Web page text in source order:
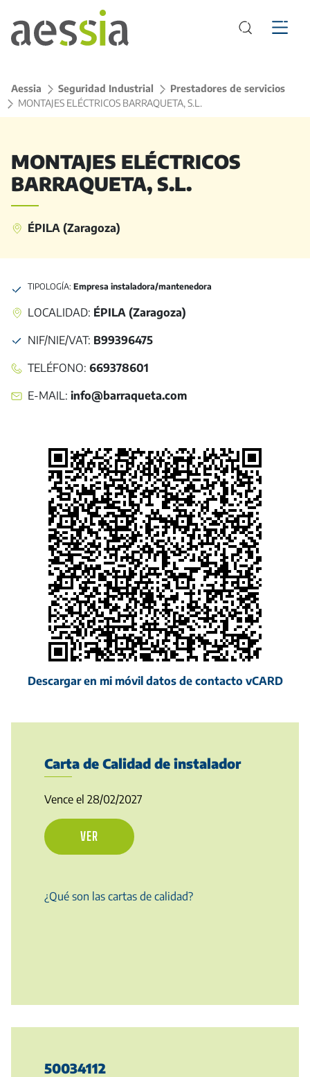
Aessia > Seguridad Industrial > Prestadores de servicios
MONTAJES ELÉCTRICOS BARRAQUETA, S.L.
MONTAJES ELÉCTRICOS
BARRAQUETA, S.L.
ÉPILA (Zaragoza)
TIPOLOGÍA: Empresa instaladora/mantenedora
LOCALIDAD: ÉPILA (Zaragoza)
NIF/NIE/VAT: B99396475
TELÉFONO: 669378601
E-MAIL: info@barraqueta.com
Descargar en mi móvil datos de contacto vCARD
Carta de Calidad de instalador
Vence el 28/02/2027
VER
¿Qué son las cartas de calidad?
50034112